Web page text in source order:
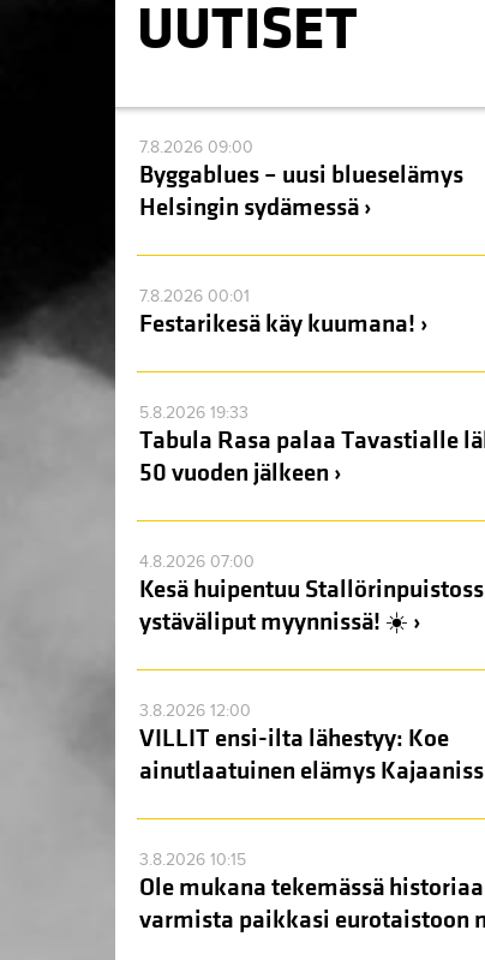
UUTISET
7.8.2026 09:00
Byggablues – uusi blueselämys
Helsingin sydämessä ›
7.8.2026 00:01
Festarikesä käy kuumana! ›
5.8.2026 19:33
Tabula Rasa palaa Tavastialle
50 vuoden jälkeen ›
4.8.2026 07:00
Kesä huipentuu
ystäväliput myynnissä! ☀️ ›
3.8.2026 12:00
VILLIT ensi-ilta lähestyy: Koe
ainutlaatuinen elämys
3.8.2026 10:15
Ole mukana tekemässä
varmista paikkasi eurotaistoon